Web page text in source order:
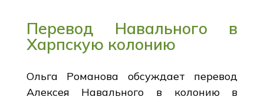
Перевод Навального в
Харпскую колонию
Ольга Романова обсуждает перевод
Алексея Навального в колонию в